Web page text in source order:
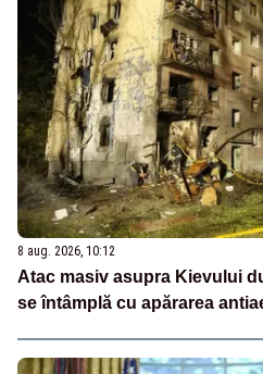
8 aug. 2026, 10:12
Atac masiv asupra Kievului
se întâmplă cu apărarea